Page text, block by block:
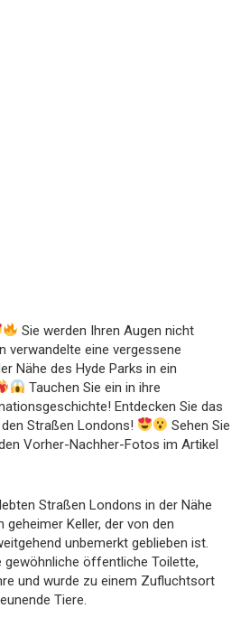
Sie werden Ihren Augen nicht
verwandelte eine vergessene
Nähe des Hyde Parks in ein
Tauchen Sie ein in ihre
Entdecken Sie das
Straßen Londons!
Sehen Sie
Vorher-Nachher-Fotos im Artikel
Straßen Londons in der Nähe
geheimer Keller, der von den
unbemerkt geblieben ist.
gewöhnliche öffentliche Toilette,
und wurde zu einem Zufluchtsort
Tiere.